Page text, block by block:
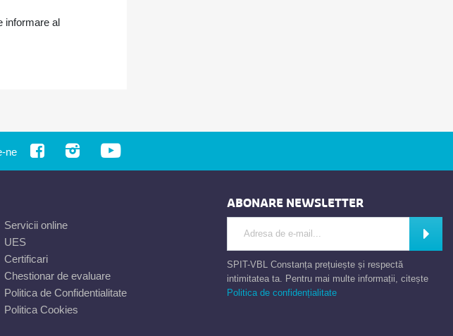
informare al
ne
Servicii online
UES
Certificari
Chestionar de evaluare
Politica de Confidentialitate
Politica Cookies
ABONARE NEWSLETTER
SPIT-VBL Constanța prețuiește și respectă
intimitatea ta. Pentru mai multe informații, citește
Politica de confidențialitate